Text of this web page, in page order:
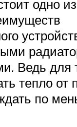
одно
Ведь для
тепло от
по